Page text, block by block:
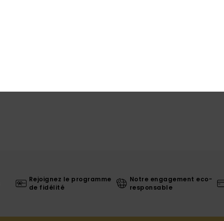
Rejoignez le programme
de fidélité
Notre engagement eco-
responsable